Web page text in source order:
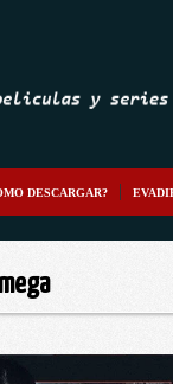
DESCARGAR?